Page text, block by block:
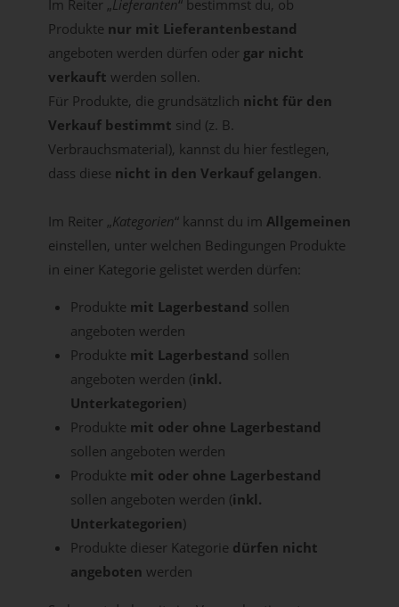
Im Reiter „Lieferanten“ bestimmst du, ob
Produkte nur mit Lieferantenbestand
angeboten werden dürfen oder gar nicht
verkauft werden sollen.
Für Produkte, die grundsätzlich nicht für den
Verkauf bestimmt sind (z. B.
Verbrauchsmaterial), kannst du hier festlegen,
dass diese nicht in den Verkauf gelangen.
Im Reiter „Kategorien“ kannst du im Allgemeinen
einstellen, unter welchen Bedingungen Produkte
in einer Kategorie gelistet werden dürfen:
Produkte mit Lagerbestand sollen
angeboten werden
Produkte mit Lagerbestand sollen
angeboten werden (inkl.
Unterkategorien)
Produkte mit oder ohne Lagerbestand
sollen angeboten werden
Produkte mit oder ohne Lagerbestand
sollen angeboten werden (inkl.
Unterkategorien)
Produkte dieser Kategorie dürfen nicht
angeboten werden